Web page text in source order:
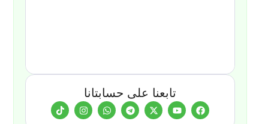
تابعنا على حسابتانا